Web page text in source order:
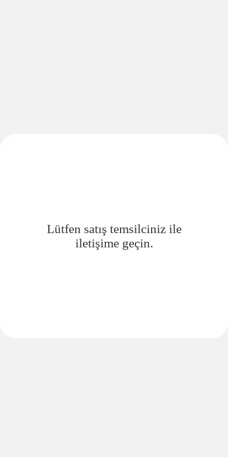
Lütfen satış temsilciniz ile
iletişime geçin.